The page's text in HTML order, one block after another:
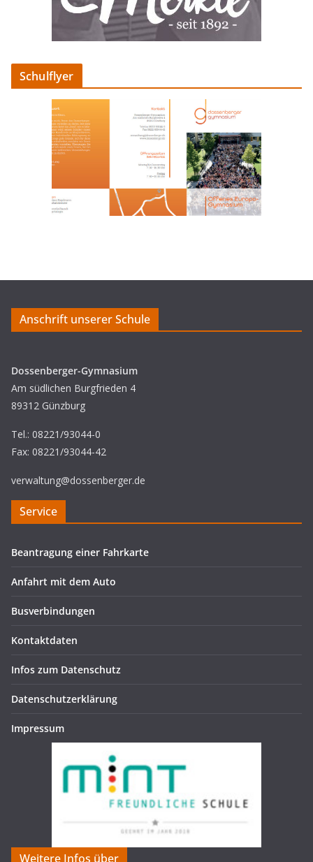
Schulflyer
Anschrift unserer Schule
Dossenberger-Gymnasium
Am südlichen Burgfrieden 4
89312 Günzburg
Tel.: 08221/93044-0
Fax: 08221/93044-42
verwaltung@dossenberger.de
Service
Beantragung einer Fahrkarte
Anfahrt mit dem Auto
Busverbindungen
Kontaktdaten
Infos zum Datenschutz
Datenschutzerklärung
Impressum
Weitere Infos über